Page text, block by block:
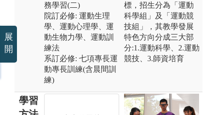
務學習(二)
院訂必修: 運動生理
學、運動心理學、運
動生物力學、運動訓
練法
系訂必修: 七項專長運
動專長訓練(含晨間訓
練)
標，招生分為「運動
科學組」及「運動競
技組」，其教學發展
特色方向分成三大部
分:1.運動科學、2.運動
競技、3.師資培育
學習
展
開